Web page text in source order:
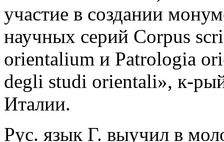
участие в создании
научных серий Corpus
orientalium и Patrologia
degli studi orientali», к-
Италии.
Рус. язык Г. выучил в